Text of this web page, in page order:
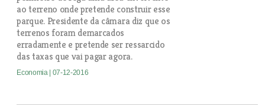
ao terreno onde pretende construir esse
parque. Presidente da câmara diz que os
terrenos foram demarcados
erradamente e pretende ser ressarcido
das taxas que vai pagar agora.
Economia | 07-12-2016